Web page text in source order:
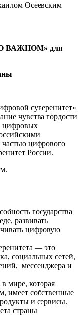
Осеевским
О ВАЖНОМ» для
суверенитет»
чувства гордости
цифровых
цифрового
России.
государства
развивать
цифровую
— это
социальных сетей,
мессенджера и
мире, которая
имеет собственные
и сервисы.
страны